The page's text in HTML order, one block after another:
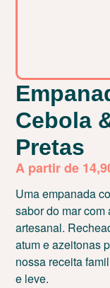
Cebola
Pretas
A partir de
Uma empanada
sabor do mar
artesanal.
atum e azeitonas
nossa receita
e leve.